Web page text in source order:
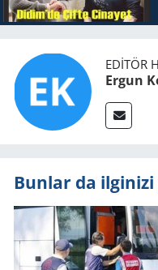
EDITÖR
Ergun
Bunlar da